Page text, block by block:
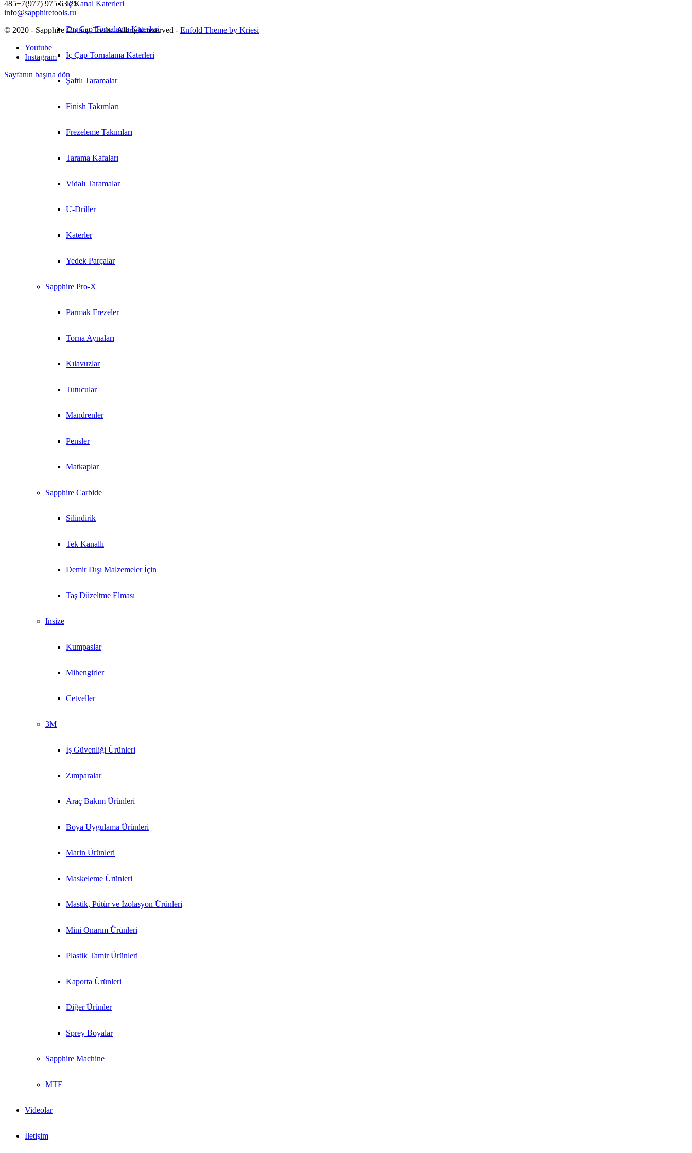
İç Kanal Katerleri
Dış Çap Tornalama Katerleri
İç Çap Tornalama Katerleri
Şaftlı Taramalar
Finish Takımları
Frezeleme Takımları
Tarama Kafaları
Vidalı Taramalar
U-Driller
Katerler
Yedek Parçalar
Sapphire Pro-X
Parmak Frezeler
Torna Aynaları
Kılavuzlar
Tutucular
Mandrenler
Pensler
Matkaplar
Sapphire Carbide
Silindirik
Tek Kanallı
Demir Dışı Malzemeler İçin
Taş Düzeltme Elması
Insize
Kumpaslar
Mihengirler
Cetveller
3M
İş Güvenliği Ürünleri
Zımparalar
Araç Bakım Ürünleri
Boya Uygulama Ürünleri
Marin Ürünleri
Maskeleme Ürünleri
Mastik, Pütür ve İzolasyon Ürünleri
Mini Onarım Ürünleri
Plastik Tamir Ürünleri
Kaporta Ürünleri
Diğer Ürünler
Sprey Boyalar
Sapphire Machine
MTE
Videolar
İletişim
485+7(977) 975 63 25
info@sapphiretools.ru
© 2020 - Sapphire Cutting Tools - All right reserved - Enfold Theme by Kriesi
Youtube
Instagram
Sayfanın başına dön